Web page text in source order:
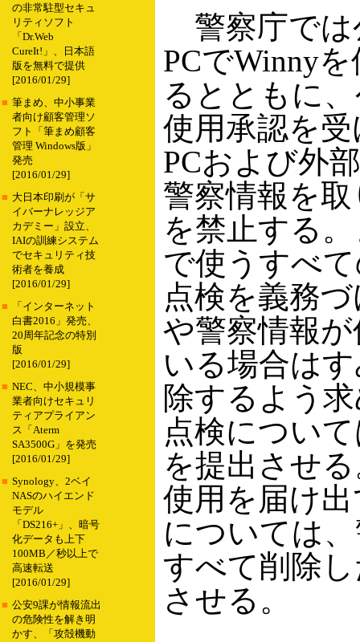
の非常駐型セキュ
リティソフト
「Dr.Web
CureIt!」、日本語
版を無料で提供
[2016/01/29]
■ 筆まめ、中小事業
者向け顧客管理ソ
フト「筆まめ顧客
管理 Windows版」
発売
[2016/01/29]
■ 大日本印刷が「サ
イバーナレッジア
カデミー」設立、
IAIの訓練システム
でセキュリティ技
術者を養成
[2016/01/29]
■
「インターネット
白書2016」発売、
20周年記念の特別
版
[2016/01/29]
■ NEC、中小規模事
業者向けセキュリ
ティアプライアン
ス「Aterm
SA3500G」を発売
[2016/01/29]
■ Synology、2ベイ
NASのハイエンド
モデル
「DS216+」、暗号
化データも上下
100MB／秒以上で
高速転送
[2016/01/29]
■ 公安9課が情報流出
の危険性を解き明
かす、「攻殻機動
警察庁では
PCでWinny
るとともに
使用承認を
PCおよび外
警察情報を
を禁止する
で使うすべ
点検を義務
や警察情報
いる場合は
除するよう
点検につい
を提出させ
使用を届け
については
すべて削除
させる。